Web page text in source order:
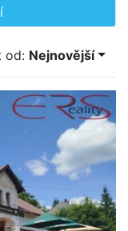
od: Nejnovější